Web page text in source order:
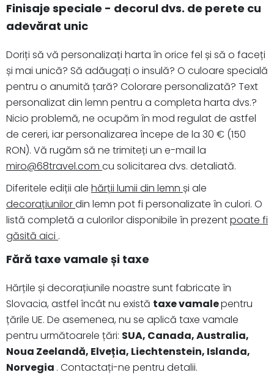
Finisaje speciale - decorul dvs. de perete cu
adevărat unic
Doriți să vă personalizați harta în orice fel și să o faceți
și mai unică? Să adăugați o insulă? O culoare specială
pentru o anumită țară? Colorare personalizată? Text
personalizat din lemn pentru a completa harta dvs.?
Nicio problemă, ne ocupăm în mod regulat de astfel
de cereri, iar personalizarea începe de la 30 € (150
RON). Vă rugăm să ne trimiteți un e-mail la
miro@68travel.com cu solicitarea dvs. detaliată.
Diferitele ediții ale hărții lumii din lemn și ale
decorațiunilordin lemn pot fi personalizate în culori. O
listă completă a culorilor disponibile în prezentpoate fi
găsită aici .
Fără taxe vamale și taxe
Hărțile și decorațiunile noastre sunt fabricate în
Slovacia, astfel încât nu există taxe vamalepentru
țările UE. De asemenea, nu se aplică taxe vamale
pentru următoarele țări: SUA, Canada, Australia,
Noua Zeelandă, Elveția, Liechtenstein, Islanda,
Norvegia . Contactați-ne pentru detalii.